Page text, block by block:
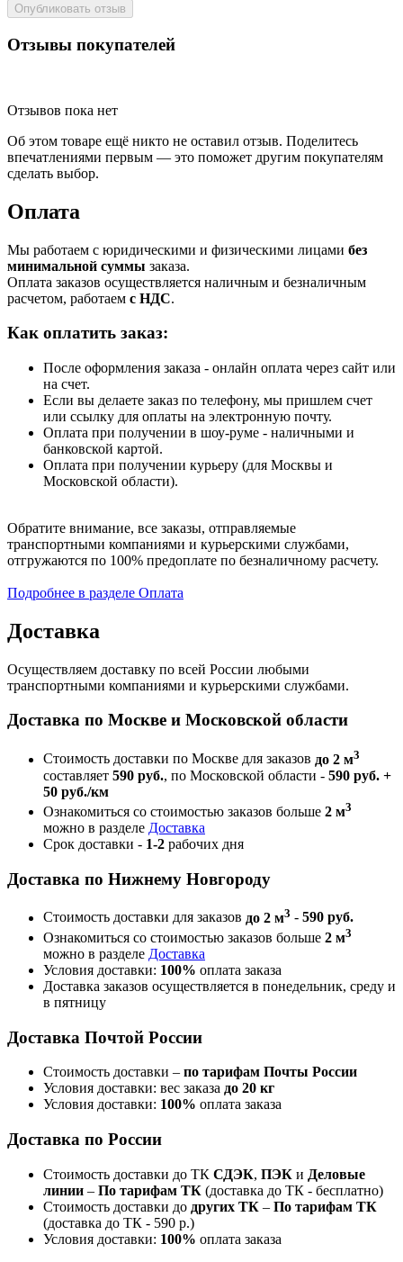
Опубликовать отзыв
Отзывы покупателей
Отзывов пока нет
Об этом товаре ещё никто не оставил отзыв. Поделитесь
впечатлениями первым — это поможет другим покупателям
сделать выбор.
Оплата
Мы работаем с юридическими и физическими лицами без
минимальной суммы заказа.
Оплата заказов осуществляется наличным и безналичным
расчетом, работаем с НДС.
Как оплатить заказ:
После оформления заказа - онлайн оплата через сайт или
на счет.
Если вы делаете заказ по телефону, мы пришлем счет
или ссылку для оплаты на электронную почту.
Оплата при получении в шоу-руме - наличными и
банковской картой.
Оплата при получении курьеру (для Москвы и
Московской области).
Обратите внимание, все заказы, отправляемые
транспортными компаниями и курьерскими службами,
отгружаются по 100% предоплате по безналичному расчету.
Подробнее в разделе Оплата
Доставка
Осуществляем доставку по всей России любыми
транспортными компаниями и курьерскими службами.
Доставка по Москве и Московской области
Стоимость доставки по Москве для заказов до 2 м3
составляет 590 руб., по Московской области - 590 руб. +
50 руб./км
Ознакомиться со стоимостью заказов больше 2 м3
можно в разделе Доставка
Срок доставки - 1-2 рабочих дня
Доставка по Нижнему Новгороду
Стоимость доставки для заказов до 2 м3 - 590 руб.
Ознакомиться со стоимостью заказов больше 2 м3
можно в разделе Доставка
Условия доставки: 100% оплата заказа
Доставка заказов осуществляется в понедельник, среду и
в пятницу
Доставка Почтой России
Стоимость доставки – по тарифам Почты России
Условия доставки: вес заказа до 20 кг
Условия доставки: 100% оплата заказа
Доставка по России
Стоимость доставки до ТК СДЭК, ПЭК и Деловые
линии – По тарифам ТК (доставка до ТК - бесплатно)
Стоимость доставки до других ТК – По тарифам ТК
(доставка до ТК - 590 р.)
Условия доставки: 100% оплата заказа